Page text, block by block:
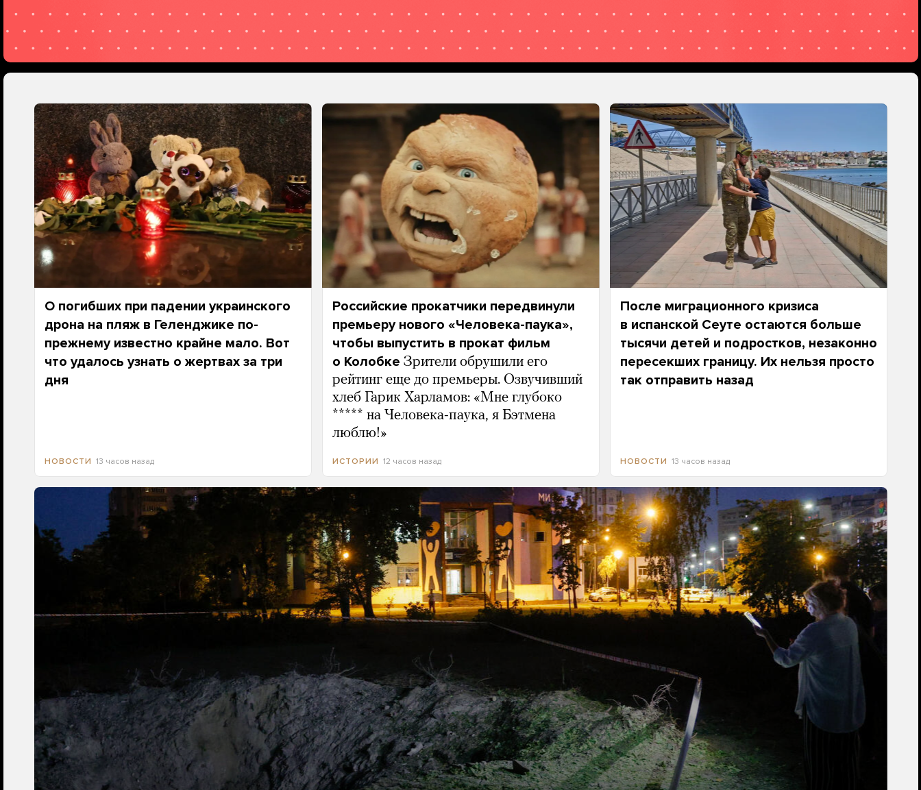
О погибших при падении украинского
дрона на пляж в Геленджике по-
прежнему известно крайне мало. Вот
что удалось узнать о жертвах за три
дня
НОВОСТИ 13 часов назад
Российские прокатчики передвинули
премьеру нового «Человека-паука»,
чтобы выпустить в прокат фильм
о Колобке Зрители обрушили его
рейтинг еще до премьеры. Озвучивший
хлеб Гарик Харламов: «Мне глубоко
***** на Человека-паука, я Бэтмена
люблю!»
ИСТОРИИ 12 часов назад
После миграционного кризиса
в испанской Сеуте остаются больше
тысячи детей и подростков, незаконно
пересекших границу. Их нельзя просто
так отправить назад
НОВОСТИ 13 часов назад